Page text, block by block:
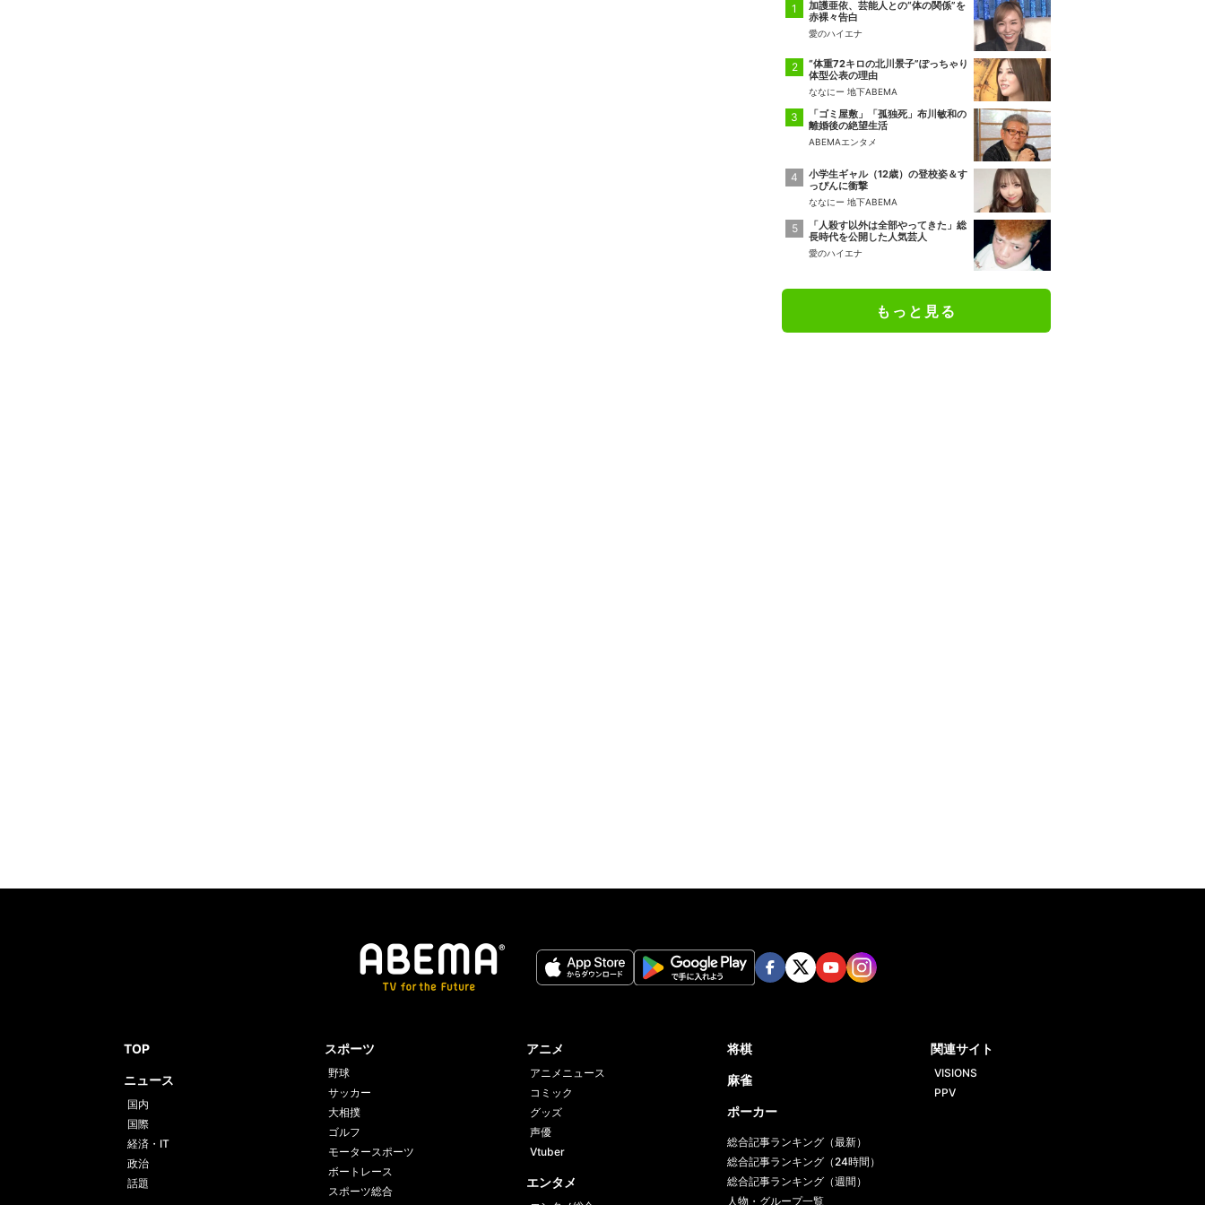
加護亜依、芸能人との“体の関係”を
赤裸々告白
愛のハイエナ
“体重72キロの北川景子”ぽっちゃり
体型公表の理由
ななにー 地下ABEMA
「ゴミ屋敷」「孤独死」布川敏和の
離婚後の絶望生活
ABEMAエンタメ
小学生ギャル（12歳）の登校姿＆す
っぴんに衝撃
ななにー 地下ABEMA
「人殺す以外は全部やってきた」総
長時代を公開した人気芸人
愛のハイエナ
もっと見る
TOP
ニュース
国内
国際
経済・IT
政治
話題
スポーツ
野球
サッカー
大相撲
ゴルフ
モータースポーツ
ボートレース
スポーツ総合
アニメ
アニメニュース
コミック
グッズ
声優
Vtuber
エンタメ
将棋
麻雀
ポーカー
総合記事ランキング（最新）
総合記事ランキング（24時間）
総合記事ランキング（週間）
人物・グループ一覧
関連サイト
VISIONS
PPV